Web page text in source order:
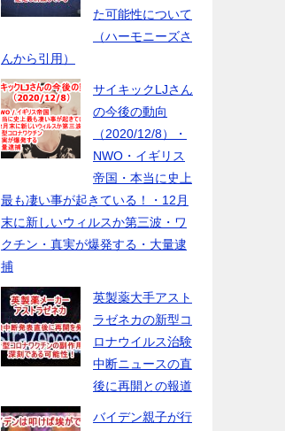
た可能性について
（ハーモニーズさ
んから引用）
サイキックLJさん
の今後の動向
（2020/12/8）・
NWO・イギリス
帝国・本当に史上
最も凄い事が起きている！・12月
末に新しいウィルスか第三波・ワ
クチン・真実が爆発する・大量逮
捕
英製薬大手アスト
ラゼネカの新型コ
ロナウイルス治験
中断ニュースの直
後に再開との報道
バイデン親子が行